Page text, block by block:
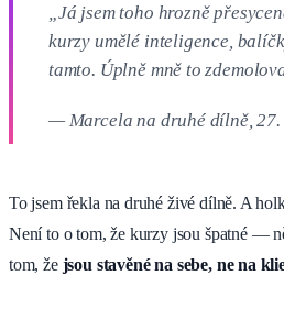
„Já jsem toho hrozně
kurzy umělé inteligence,
tamto. Úplně mně to
— Marcela na druhé dílně, 27.
To jsem řekla na druhé živé dílně. A
Není to o tom, že kurzy jsou špatné —
tom, že jsou stavěné na sebe, ne na